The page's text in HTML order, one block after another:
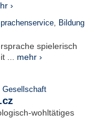
›
, Bildung
spielerisch
... mehr ›
Gesellschaft
wohltätiges